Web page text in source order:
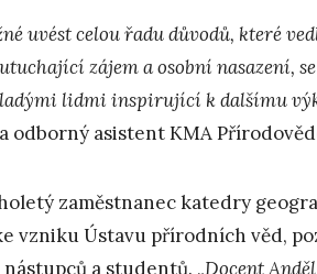
uvést celou řadu důvodů, které
zájem a osobní nasazení,
lidmi inspirující k dalšímu
odborný asistent KMA
zaměstnanec katedry
vzniku Ústavu přírodních věd,
a studentů. „Docent